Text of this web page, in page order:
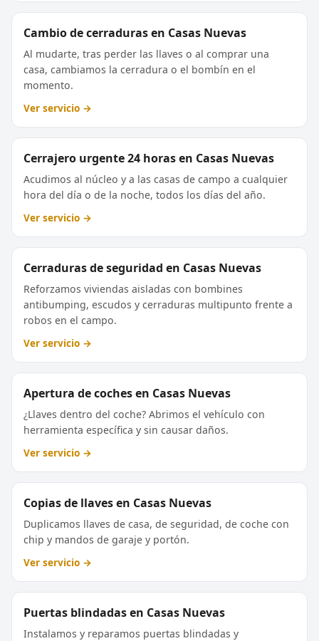
Cambio de cerraduras en Casas Nuevas
Al mudarte, tras perder las llaves o al comprar una
casa, cambiamos la cerradura o el bombín en el
momento.
Ver servicio →
Cerrajero urgente 24 horas en Casas Nuevas
Acudimos al núcleo y a las casas de campo a cualquier
hora del día o de la noche, todos los días del año.
Ver servicio →
Cerraduras de seguridad en Casas Nuevas
Reforzamos viviendas aisladas con bombines
antibumping, escudos y cerraduras multipunto frente a
robos en el campo.
Ver servicio →
Apertura de coches en Casas Nuevas
¿Llaves dentro del coche? Abrimos el vehículo con
herramienta específica y sin causar daños.
Ver servicio →
Copias de llaves en Casas Nuevas
Duplicamos llaves de casa, de seguridad, de coche con
chip y mandos de garaje y portón.
Ver servicio →
Puertas blindadas en Casas Nuevas
Instalamos y reparamos puertas blindadas y